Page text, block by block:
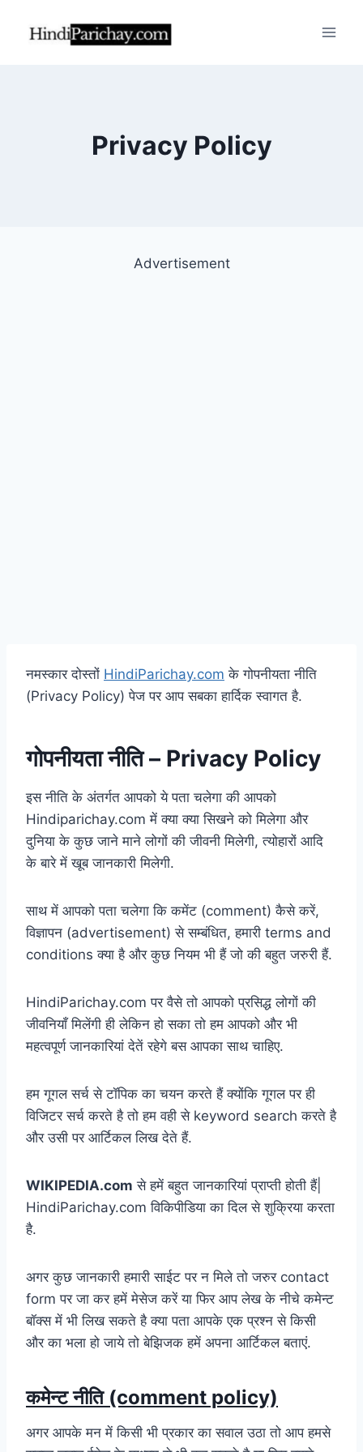
Privacy Policy
Advertisement
नमस्कार दोस्तों HindiParichay.com के गोपनीयता नीति
(Privacy Policy) पेज पर आप सबका हार्दिक स्वागत है.
गोपनीयता नीति – Privacy Policy
इस नीति के अंतर्गत आपको ये पता चलेगा की आपको
Hindiparichay.com में क्या क्या सिखने को मिलेगा और
दुनिया के कुछ जाने माने लोगों की जीवनी मिलेगी, त्योहारों आदि
के बारे में खूब जानकारी मिलेगी.
साथ में आपको पता चलेगा कि कमेंट (comment) कैसे करें,
विज्ञापन (advertisement) से सम्बंधित, हमारी terms and
conditions क्या है और कुछ नियम भी हैं जो की बहुत जरुरी हैं.
HindiParichay.com पर वैसे तो आपको प्रसिद्ध लोगों की
जीवनियाँ मिलेंगी ही लेकिन हो सका तो हम आपको और भी
महत्वपूर्ण जानकारियां देतें रहेगे बस आपका साथ चाहिए.
हम गूगल सर्च से टॉपिक का चयन करते हैं क्योंकि गूगल पर ही
विजिटर सर्च करते है तो हम वही से keyword search करते है
और उसी पर आर्टिकल लिख देते हैं.
WIKIPEDIA.com से हमें बहुत जानकारियां प्राप्ती होती हैं|
HindiParichay.com विकिपीडिया का दिल से शुक्रिया करता
है.
अगर कुछ जानकारी हमारी साईट पर न मिले तो जरुर contact
form पर जा कर हमें मेसेज करें या फिर आप लेख के नीचे कमेन्ट
बॉक्स में भी लिख सकते है क्या पता आपके एक प्रश्न से किसी
और का भला हो जाये तो बेझिजक हमें अपना आर्टिकल बताएं.
कमेन्ट नीति (comment policy)
अगर आपके मन में किसी भी प्रकार का सवाल उठा तो आप हमसे